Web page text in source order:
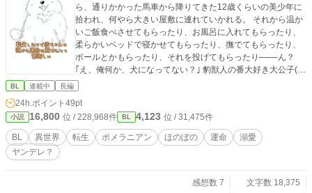
ら、通りかかった馬車から降りてきた12歳くらいの美少年に
拾われ、何やら大きい屋敷に連れていかれる。 それから温か
いご飯食べさせてもらったり、お風呂に入れてもらったり、
柔らかいベッドで寝かせてもらったり、撫でてもらったり、
ボールとかもらったり、それを投げてもらったり───ん？
｢え、俺何か、犬になってない？｣ 豹獣人の番大好き大公子(1
2)×ポメラニアン獣人転生者(1)の話。
BL 連載中 長編
24h.ポイント 49pt
小説 16,800 位 / 228,968件 BL 4,123 位 / 31,475件
BL 異世界 転生 ポメラニアン ほのぼの 運命
溺愛
ヤンデレ？
感想数 7 文字数 18,375